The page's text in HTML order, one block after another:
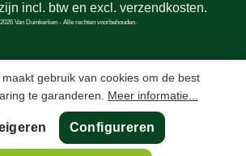
incl. btw en excl. verzendkosten.
Van Duinkerken - Alle rechten voorbehouden.
gebruik van cookies om de best
te garanderen. Meer informatie...
Configureren